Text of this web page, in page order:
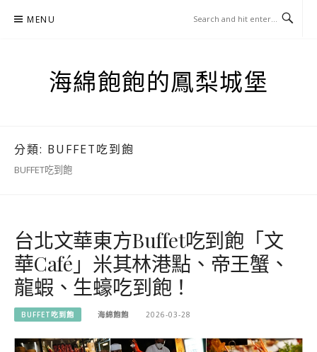
MENU
海綿飽飽的鳳梨城堡
分類: BUFFET吃到飽
BUFFET吃到飽
台北文華東方Buffet吃到飽「文
華Café」米其林港點、帝王蟹、
龍蝦、生蠔吃到飽！
BUFFET吃到飽 海綿飽飽 2026-03-28